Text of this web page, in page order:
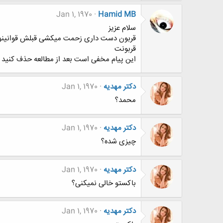
Hamid MB
Jan 1, 1970
سلام عزیز
قربون دست داری زحمت میکشی قبلش قوانینو
قربونت
این پیام مخفی است بعد از مطالعه حذف
دکتر مهدیه Jan 1, 1970
محمد؟
دکتر مهدیه Jan 1, 1970
چیزی شده؟
دکتر مهدیه Jan 1, 1970
باکستو خالی نمیکنی؟
دکتر مهدیه Jan 1, 1970